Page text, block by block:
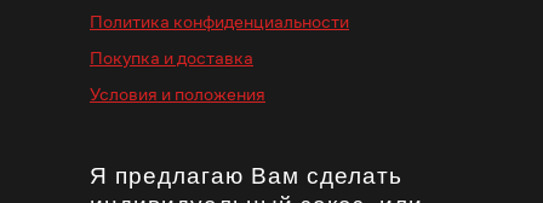
Я предлагаю Вам сделать
Политика конфиденциальности
Условия и положения
Покупка и доставка